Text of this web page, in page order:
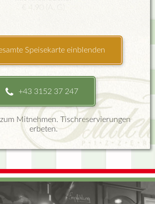
Speisekarte einblenden
+43 3152 37 247
Mitnehmen. Tischreservierungen
erbeten.